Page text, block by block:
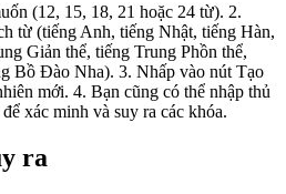
(12, 15, 18, 21 hoặc 24 từ). 2.
từ (tiếng Anh, tiếng Nhật, tiếng Hàn,
Giản thể, tiếng Trung Phồn thể,
Bồ Đào Nha). 3. Nhấp vào nút Tạo
mới. 4. Bạn cũng có thể nhập thủ
xác minh và suy ra các khóa.
ra